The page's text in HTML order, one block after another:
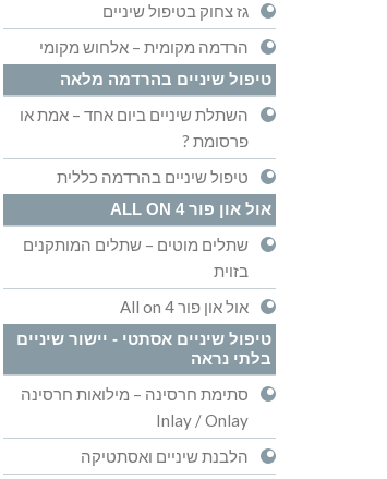
גז צחוק בטיפול שיניים
הרדמה מקומית – אלחוש מקומי
טיפול שיניים בהרדמה מלאה
השתלת שיניים ביום אחד – אמת או
פרסומת ?
טיפול שיניים בהרדמה כללית
אול און פור ALL ON 4
שתלים מוטים – שתלים המותקנים
בזוית
אול און פור All on 4
טיפול שיניים אסתטי - יישור שיניים
בלתי נראה
סתימת חרסינה – מילואות חרסינה
Inlay / Onlay
הלבנת שיניים ואסתטיקה